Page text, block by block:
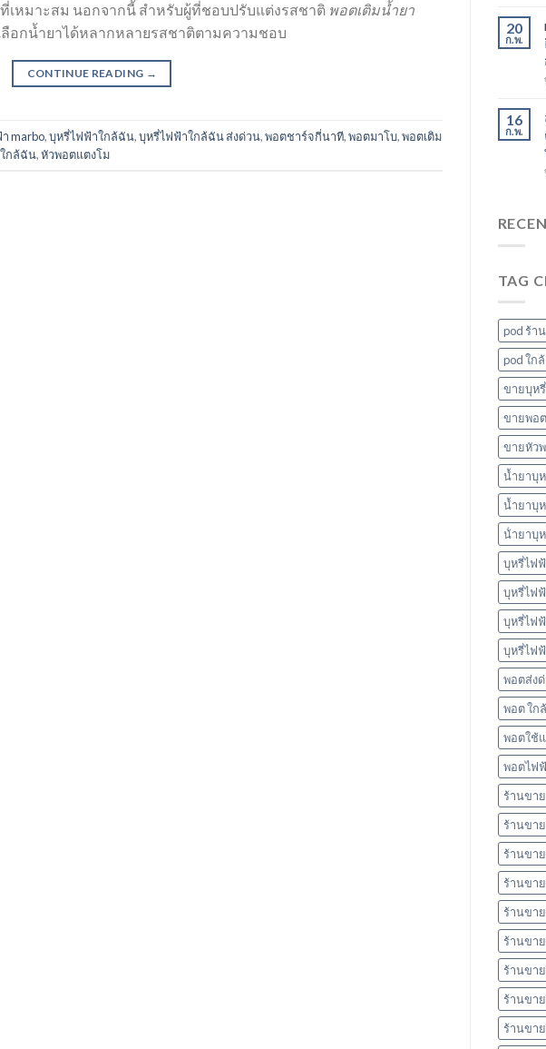
เหมาะสม นอกจากนี้ สำหรับผู้ที่ชอบปรับแต่งรสชาติ พอตเติมน้ำยา
ลือกน้ำยาได้หลากหลายรสชาติตามความชอบ
CONTINUE READING →
marbo,บุหรี่ไฟฟ้าใกล้ฉัน,บุหรี่ไฟฟ้าใกล้ฉัน ส่งด่วน,พอตชาร์จกี่นาที,พอตมาโบ,พอตเติม
กล้ฉัน,หัวพอตแตงโม
20
ก.พ.
16
ก.พ.
TAG
pod ร้า
pod ใก
ขายบุห
ขายพอ
ขายหัว
น้ำยาบุ
น้ำยาบุ
น้ํายาบุ
บุหรี่ไฟ
บุหรี่ไฟ
บุหรี่ไฟ
บุหรี่ไฟ
พอตส่ง
พอต ใก
พอตใช้
พอตไฟ
ร้านขา
ร้านขา
ร้านขา
ร้านขา
ร้านขา
ร้านขา
ร้านขา
ร้านขา
ร้านขา